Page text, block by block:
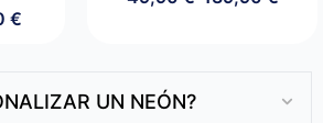
€
€
Rango
UN NEÓN?